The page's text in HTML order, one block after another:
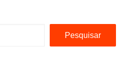
Pesquisar